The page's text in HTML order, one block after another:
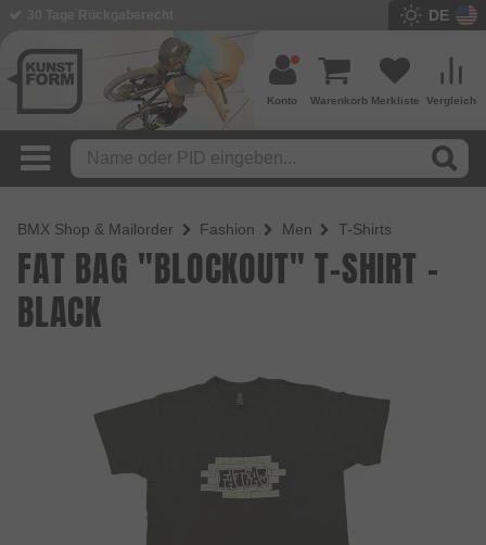
DE
Vergleich
Merkliste
Warenkorb
Konto
BMX Shop & Mailorder Fashion Men T-Shirts
FAT BAG "BLOCKOUT" T-SHIRT -
BLACK